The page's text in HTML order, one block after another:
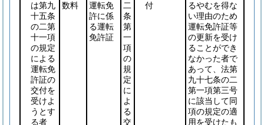
は第九
十五条
の二第
十一項
の規定
による
運転免
許証の
交付を
受けよ
うとす
る者
数料
運転免
許に係
る運転
免許証
二
条
第
一
項
の
規
定
に
よ
る
交
付
るやむを得な
い理由のため
運転免許証等
の更新を受け
ることができ
なかった者で
あって、法第
九十七条の二
第一項第三号
に該当して同
項の規定の適
用を受けたも